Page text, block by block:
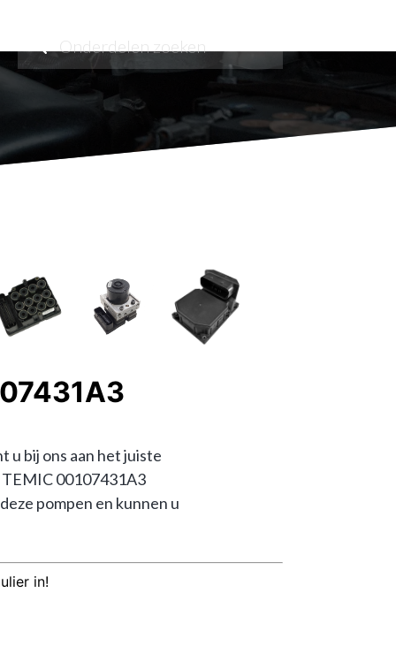
u bij ons aan het juiste
TEMIC 00107431A3
pompen en kunnen u
in!